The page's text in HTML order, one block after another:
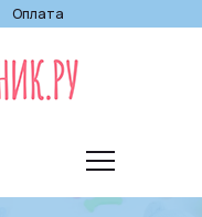
Оплата